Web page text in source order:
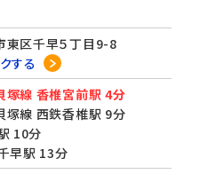
東区千早５丁目9-8
する
塚線 香椎宮前駅 4分
塚線 西鉄香椎駅 9分
10分
早駅 13分